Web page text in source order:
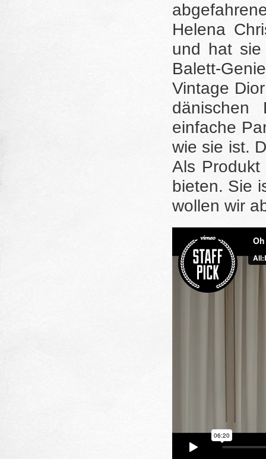
Helena
und hat sie
Balett-
Vintage
einfache
wie sie ist.
Als
bieten. Sie
wollen wir